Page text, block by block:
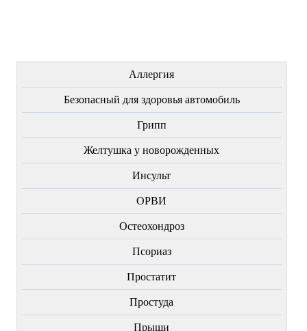
Аллергия
Безопасный для здоровья автомобиль
Грипп
Желтушка у новорожденных
Инсульт
ОРВИ
Остеохондроз
Пcориаз
Простатит
Простуда
Прыщи